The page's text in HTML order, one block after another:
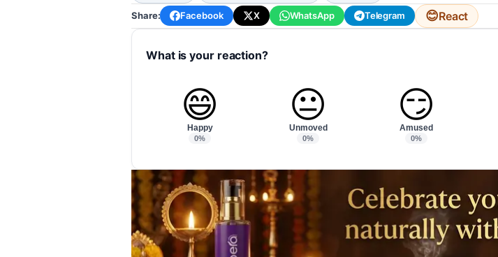
Share: Facebook X WhatsApp Telegram 😊React
What is your reaction?
😄
Happy
0%
😐
Unmoved
0%
😏
Amused
0%